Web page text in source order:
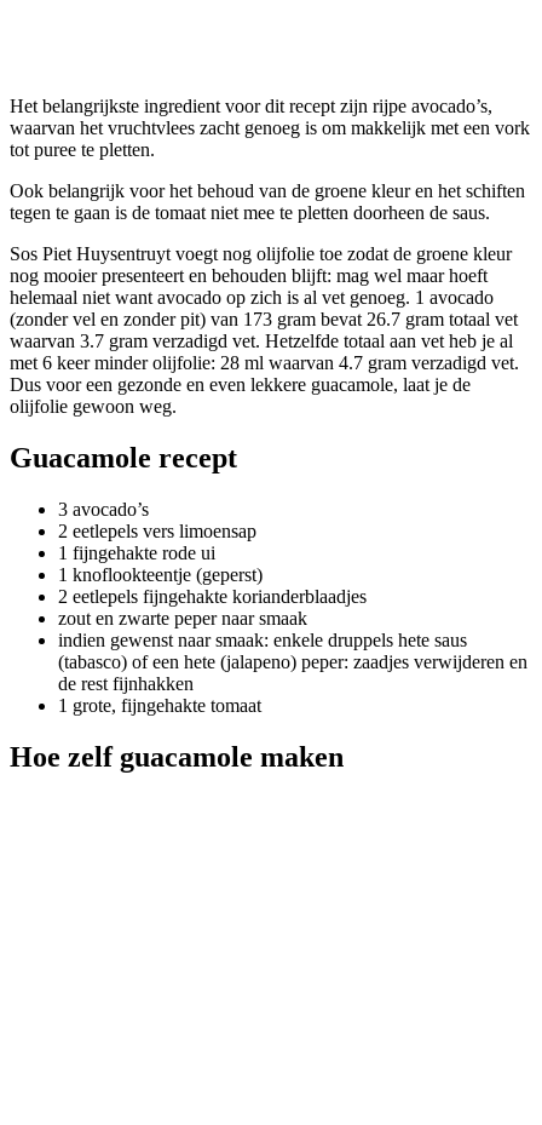
Het belangrijkste ingredient voor dit recept zijn rijpe avocado’s,
waarvan het vruchtvlees zacht genoeg is om makkelijk met een vork
tot puree te pletten.
Ook belangrijk voor het behoud van de groene kleur en het schiften
tegen te gaan is de tomaat niet mee te pletten doorheen de saus.
Sos Piet Huysentruyt voegt nog olijfolie toe zodat de groene kleur
nog mooier presenteert en behouden blijft: mag wel maar hoeft
helemaal niet want avocado op zich is al vet genoeg. 1 avocado
(zonder vel en zonder pit) van 173 gram bevat 26.7 gram totaal vet
waarvan 3.7 gram verzadigd vet. Hetzelfde totaal aan vet heb je al
met 6 keer minder olijfolie: 28 ml waarvan 4.7 gram verzadigd vet.
Dus voor een gezonde en even lekkere guacamole, laat je de
olijfolie gewoon weg.
Guacamole recept
3 avocado’s
2 eetlepels vers limoensap
1 fijngehakte rode ui
1 knoflookteentje (geperst)
2 eetlepels fijngehakte korianderblaadjes
zout en zwarte peper naar smaak
indien gewenst naar smaak: enkele druppels hete saus
(tabasco) of een hete (jalapeno) peper: zaadjes verwijderen en
de rest fijnhakken
1 grote, fijngehakte tomaat
Hoe zelf guacamole maken